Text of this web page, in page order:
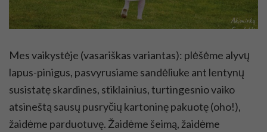
Mes vaikystėje (vasariškas variantas): plėšėme alyvų
lapus-pinigus, pasvyrusiame sandėliuke ant lentynų
susistatę skardines, stiklainius, turtingesnio vaiko
atsineštą sausų pusryčių kartoninę pakuotę (oho!),
žaidėme parduotuvę. Žaidėme šeimą, žaidėme